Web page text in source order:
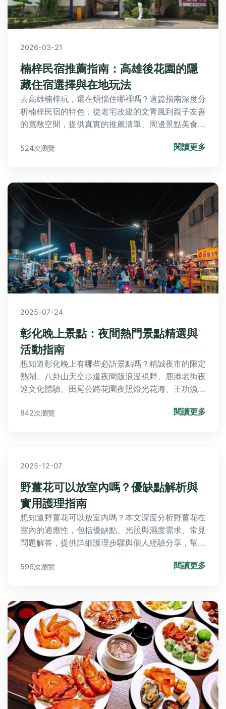
2026-03-21
楠梓民宿推薦指南：高雄後花園的隱
藏住宿選擇與在地玩法
去高雄楠梓玩，還在煩惱住哪裡嗎？這篇指南深度分
析楠梓民宿的特色，從老宅改建的文青風到親子友善
的寬敞空間，提供真實的推薦清單、周邊景點美食與
的後花園。
524次瀏覽 閱讀更多
2025-07-24
彰化晚上景點：夜間熱門景點精選與
活動指南
想知道彰化晚上有哪些必訪景點嗎？精誠夜市的限定
熱鬧、八卦山天空步道夜間版浪漫視野、鹿港老街夜
巡文化體驗、田尾公路花園夜照燈光花海、王功漁港
夜間小火車懷舊之旅、員林百果山探索樂園親子樂
842次瀏覽 閱讀更多
2025-12-07
野薑花可以放室內嗎？優缺點解析與
實用護理指南
想知道野薑花可以放室內嗎？本文深度分析野薑花在
室內的適應性，包括優缺點、光照與濕度需求、常見
問題解答，提供詳細護理步驟與個人經驗分享，幫助
596次瀏覽 閱讀更多